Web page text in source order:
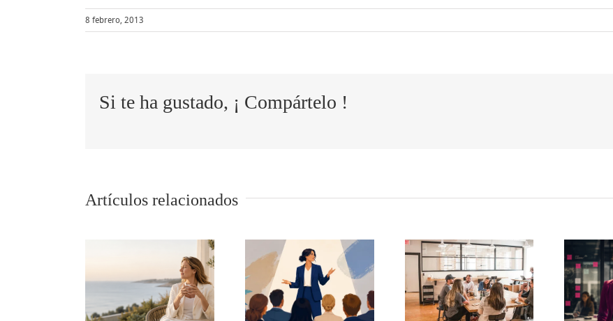
8 febrero, 2013
Si te ha gustado, ¡ Compártelo !
Artículos relacionados
5 tips para
comunicar
en público
transformar
las quejas de
un equipo en
agotamiento
silencioso de